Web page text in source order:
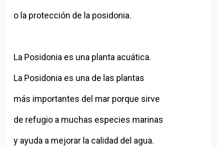
o la protección de la posidonia.
La Posidonia es una planta acuática.
La Posidonia es una de las plantas
más importantes del mar porque sirve
de refugio a muchas especies marinas
y ayuda a mejorar la calidad del agua.